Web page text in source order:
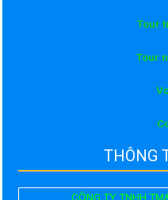
Tour
Tour
THÔNG
CÔNG TY TNHH